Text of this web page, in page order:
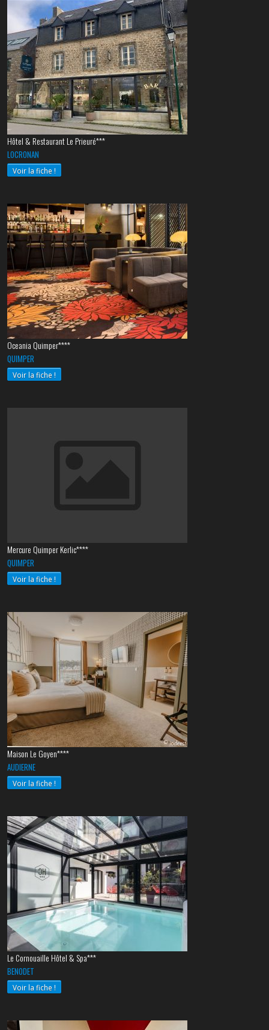
Hôtel & Restaurant Le Prieuré***
LOCRONAN
Voir la fiche !
Oceania Quimper****
QUIMPER
Voir la fiche !
Mercure Quimper Kerlic****
QUIMPER
Voir la fiche !
Maison Le Goyen****
AUDIERNE
Voir la fiche !
Le Cornouaille Hôtel & Spa***
BENODET
Voir la fiche !